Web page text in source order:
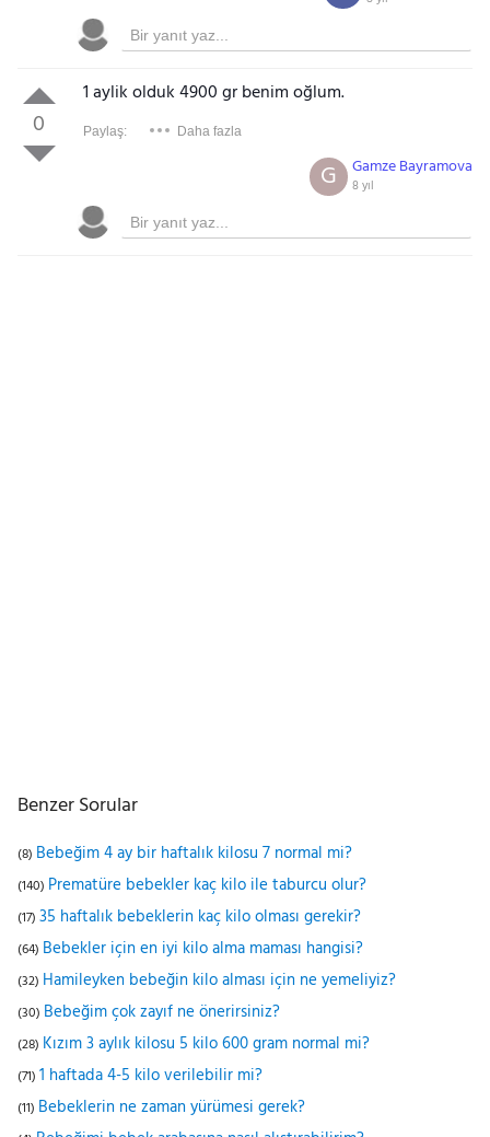
0
1 aylik olduk 4900 gr benim oğlum.
Paylaş: Daha fazla
Gamze Bayramova
8 yıl
G
Benzer Sorular
(8) Bebeğim 4 ay bir haftalık kilosu 7 normal mi?
(140) Prematüre bebekler kaç kilo ile taburcu olur?
(17) 35 haftalık bebeklerin kaç kilo olması gerekir?
(64) Bebekler için en iyi kilo alma maması hangisi?
(32) Hamileyken bebeğin kilo alması için ne yemeliyiz?
(30) Bebeğim çok zayıf ne önerirsiniz?
(28) Kızım 3 aylık kilosu 5 kilo 600 gram normal mi?
(71) 1 haftada 4-5 kilo verilebilir mi?
(11) Bebeklerin ne zaman yürümesi gerek?